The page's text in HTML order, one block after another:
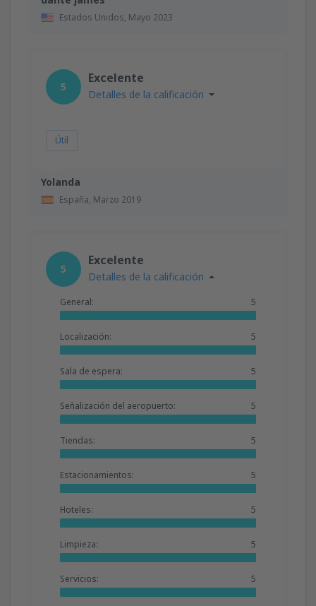
Estados Unidos, Mayo 2023
Yolanda
España, Marzo 2019
5
Excelente
Detalles de la calificación
Útil
5
Excelente
Detalles de la calificación
General: 5
Localización: 5
Sala de espera: 5
Señalización del aeropuerto: 5
Tiendas: 5
Estacionamientos: 5
Hoteles: 5
Limpieza: 5
Servicios: 5